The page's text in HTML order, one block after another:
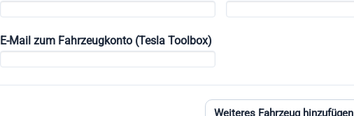
E-Mail zum Fahrzeugkonto (Tesla Toolbox)
Weiteres Fahrzeug hinzufügen